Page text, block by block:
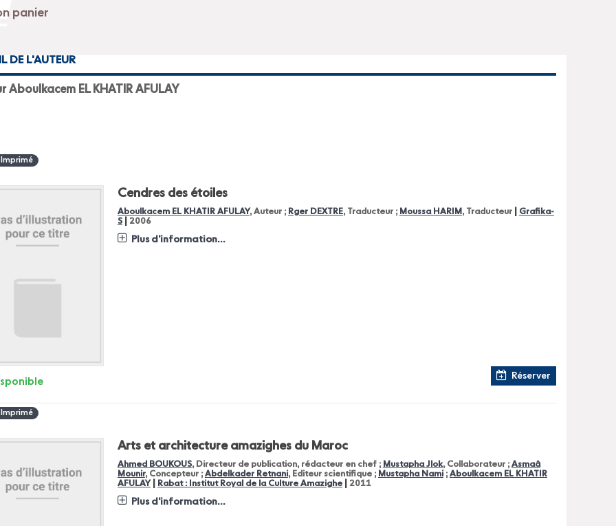
DE L'AUTEUR
Aboulkacem EL KHATIR AFULAY
Cendres des étoiles
Aboulkacem EL KHATIR AFULAY, Auteur ; Rger DEXTRE, Traducteur ; Moussa HARIM , Traducteur
Grafika-
S| 2006
Plus d'information...
Réserver
Imprimé
Arts et architecture amazighes du Maroc
Ahmed BOUKOUS, Directeur de publication, rédacteur en chef ; Mustapha Jlok, Collaborateur ; Asmaâ
Mounir, Concepteur ; Abdelkader Retnani, Editeur scientifique ; Mustapha Nami; Aboulkacem EL KHATIR
AFULAY
Rabat : Institut Royal de la Culture Amazighe| 2011
Plus d'information...